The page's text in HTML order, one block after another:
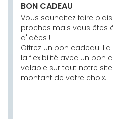
BON CADEAU
Vous souhaitez faire
proches mais vous êtes
d'idées !
Offrez un bon cadeau.
la flexibilité avec un bon
valable sur tout notre
montant de votre choix.